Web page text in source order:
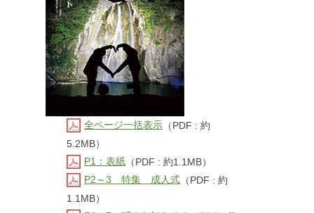
全ページ一括表示 （PDF : 約
5.2MB）
P1：表紙 （PDF : 約1.1MB）
P2～3 特集 成人式 （PDF : 約
1.1MB）